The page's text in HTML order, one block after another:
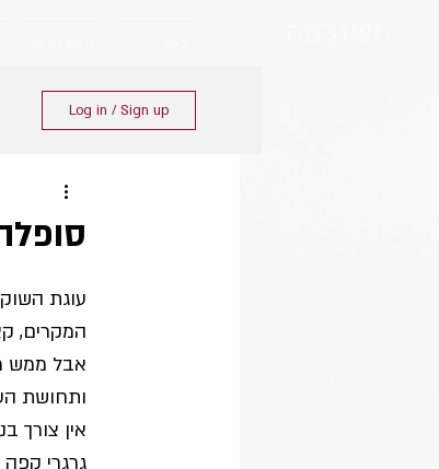
Log in / Sign up
עוגת
המקרים,
אבל ממש
ותחושת
אין צורך
גרגרי